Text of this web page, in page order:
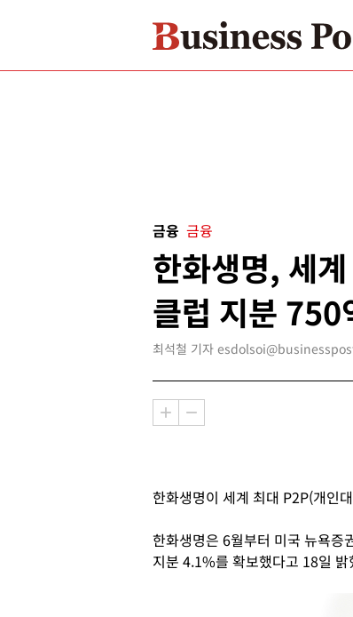
금융 금융
한화생명, 세
클럽 지분 750
최석철 기자
한화생명이 세계 최대 P2P(개인
한화생명은 6월부터 미국 뉴욕증
지분 4.1%를 확보했다고 18일